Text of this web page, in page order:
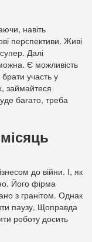
навіть
перспективи. Живі
Далі
Є можливість
брати участь у
займайтеся
багато, треба
до війни. І, як
Його фірма
з гранітом. Однак
паузу. Щоправда
роботу досить